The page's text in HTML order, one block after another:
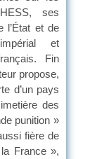
ses
l’État et de
et
Fin
propose,
d’un pays
des
punition »
fière de
France »,